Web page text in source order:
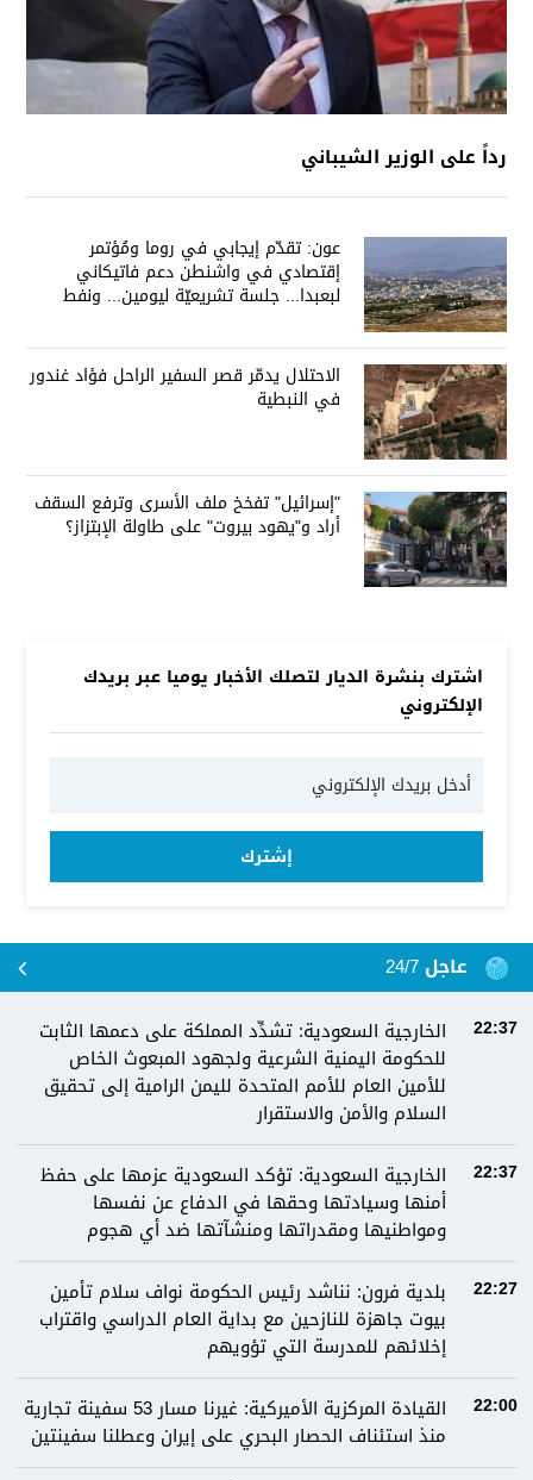
رداً على الوزير الشيباني
عون: تقدّم إيجابي في روما ومُؤتمر
إقتصادي في واشنطن دعم فاتيكاني
لبعبدا... جلسة تشريعيّة ليومين... ونفط
الاحتلال يدمّر قصر السفير الراحل فؤاد غندور
في النبطية
"إسرائيل" تفخخ ملف الأسرى وترفع السقف
أراد و"يهود بيروت" على طاولة الإبتزاز؟
اشترك بنشرة الديار لتصلك الأخبار يوميا عبر بريدك
الإلكتروني
إشترك
عاجل 24/7
22:37
الخارجية السعودية: تشدِّد المملكة على دعمها الثابت
للحكومة اليمنية الشرعية ولجهود المبعوث الخاص
للأمين العام للأمم المتحدة لليمن الرامية إلى تحقيق
السلام والأمن والاستقرار
22:37
الخارجية السعودية: تؤكد السعودية عزمها على حفظ
أمنها وسيادتها وحقها في الدفاع عن نفسها
ومواطنيها ومقدراتها ومنشآتها ضد أي هجوم
22:27
بلدية فرون: نناشد رئيس الحكومة نواف سلام تأمين
بيوت جاهزة للنازحين مع بداية العام الدراسي واقتراب
إخلائهم للمدرسة التي تؤويهم
22:00
القيادة المركزية الأميركية: غيرنا مسار 53 سفينة تجارية
منذ استئناف الحصار البحري على إيران وعطلنا سفينتين